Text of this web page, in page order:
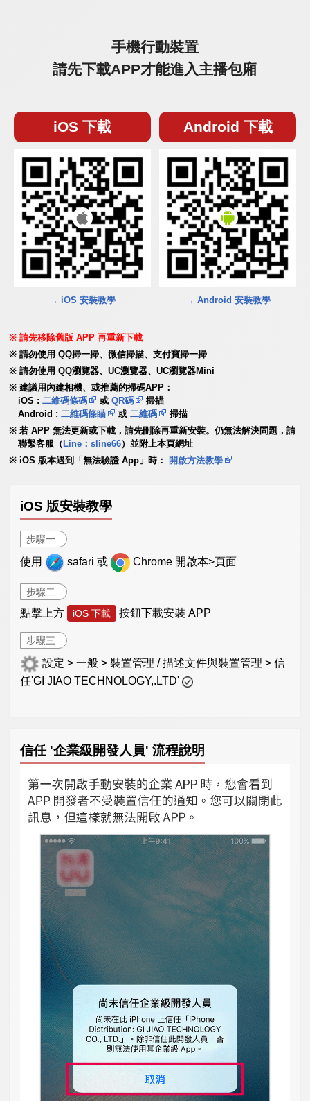
手機行動裝置
請先下載APP才能進入主播包廂
iOS 下載
→ iOS 安裝教學
Android 下載
→ Android 安裝教學
請先移除舊版 APP 再重新下載
請勿使用 QQ掃一掃、微信掃描、支付寶掃一掃
請勿使用 QQ瀏覽器、UC瀏覽器、UC瀏覽器Mini
建議用內建相機、或推薦的掃碼APP：
iOS :二維碼條碼 或QR碼
掃描
Android :二維碼條瞄 或二維碼
掃描
若 APP 無法更新或下載，請先刪除再重新安裝。仍無法解決問題，請
聯繫客服（ Line：sline66）並附上本頁網址
iOS 版本遇到「無法驗證 App」時：
開啟方法教學
iOS 版安裝教學
步驟一
使用 safari 或 Chrome 開啟本>頁面
步驟二
點擊上方 iOS 下載 按鈕下載安裝 APP
步驟三
設定 > 一般 > 裝置管理 / 描述文件與裝置管理 > 信
任'GI JIAO TECHNOLOGY,.LTD'
信任 '企業級開發人員' 流程說明